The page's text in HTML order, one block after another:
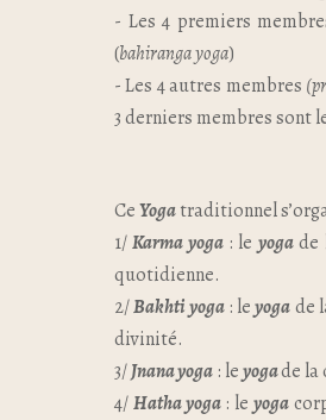
- Les 4 premiers
(bahiranga yoga)
- Les 4 autres membres
3 derniers membres sont
CeYogatraditionnel
1/Karma yoga: le yogade
quotidienne.
2/Bakhti yoga: leyogade
divinité.
3/Jnana yoga : leyogade la
4/Hatha yoga: le yoga